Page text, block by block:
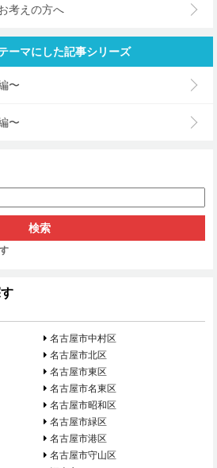
考えの方へ
ーマにした記事シリーズ
〜
〜
名古屋市中村区
名古屋市北区
名古屋市東区
名古屋市名東区
名古屋市昭和区
名古屋市緑区
名古屋市港区
名古屋市守山区